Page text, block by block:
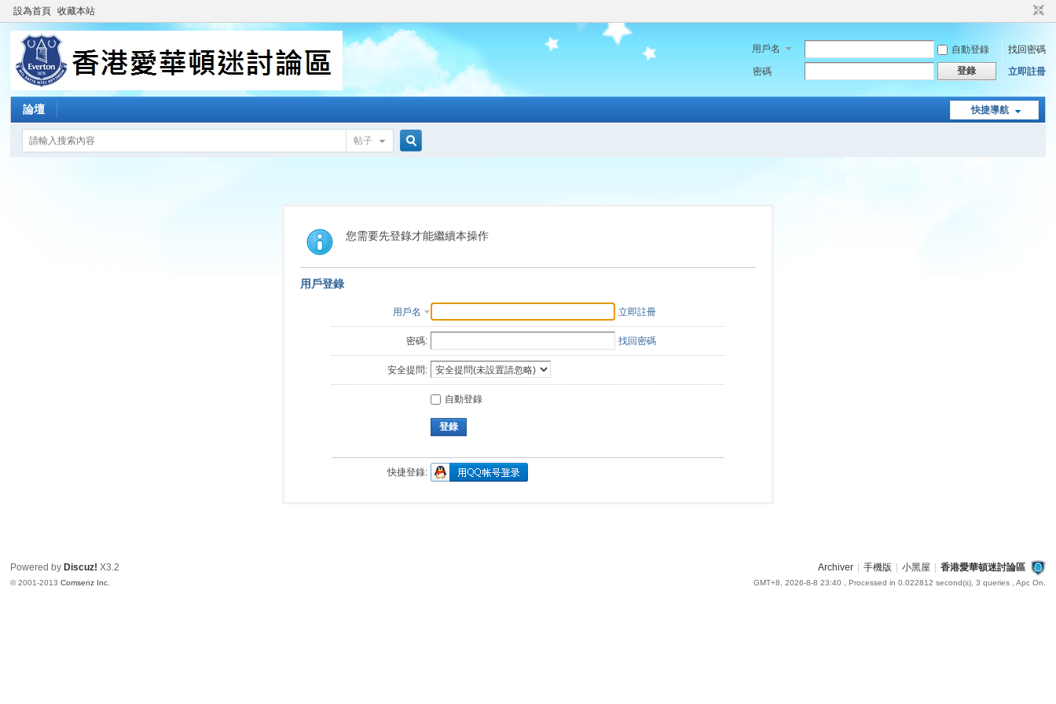
設為首頁 收藏本站
用戶名 自動登錄
找回密碼
密碼
登錄 立即註冊
快捷導航
論壇
帖子
索
您需要先登錄才能繼續本操作
用戶登錄
用戶名 立即註冊
密碼: 找回密碼
安全提問:
自動登錄
登錄
快捷登錄:
Archiver 手機版 小黑屋 香港愛華頓迷討論區
GMT+8, 2026-8-8 23:40 , Processed in 0.022812 second(s), 3 queries , Apc On.
Powered by Discuz! X3.2
© 2001-2013Comsenz Inc.